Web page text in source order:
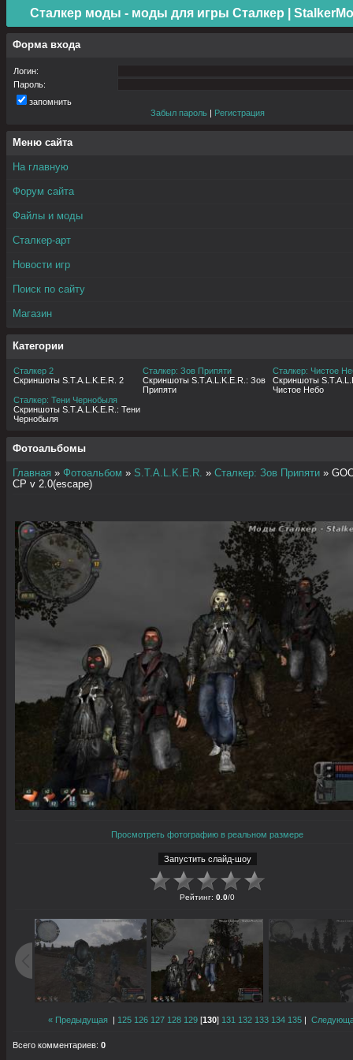
Сталкер моды - моды для игры Сталкер |
Форма входа
Логин:
Пароль:
запомнить
Забыл пароль | Регистрация
Меню сайта
На главную
Форум сайта
Файлы и моды
Сталкер-арт
Новости игр
Поиск по сайту
Магазин
Категории
Сталкер 2
Скриншоты S.T.A.L.K.E.R. 2
Сталкер: Зов Припяти
Скриншоты S.T.A.L.K.E.R.: Зов
Припяти
Сталкер: Чистое
Скриншоты
Чистое Небо
Сталкер: Тени Чернобыля
Скриншоты S.T.A.L.K.E.R.: Тени
Чернобыля
Фотоальбомы
Главная » Фотоальбом » S.T.A.L.K.E.R. » Сталкер: Зов Припяти »
CP v 2.0(escape)
Просмотреть фотографию в реальном размере
Рейтинг: 0.0/0
« Предыдущая | 125 126 127 128 129 [130] 131 132 133 134 135 |
Всего комментариев: 0